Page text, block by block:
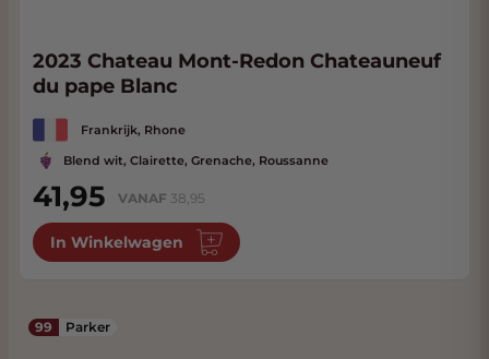
2023 Chateau Mont-Redon Chateauneuf
du pape Blanc
Frankrijk, Rhone
Blend wit, Clairette, Grenache, Roussanne
41,95 VANAF 38,95
In Winkelwagen
99 Parker